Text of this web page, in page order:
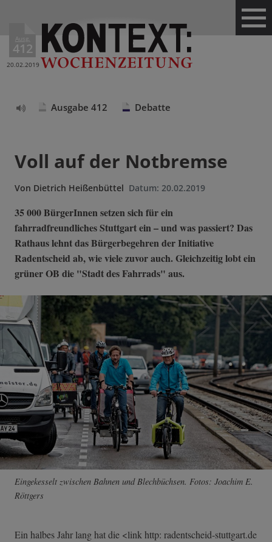
Ausg.
412
20.02.2019
Ausgabe 412 Debatte
Voll auf der Notbremse
Von Dietrich Heißenbüttel Datum: 20.02.2019
35 000 BürgerInnen setzen sich für ein
fahrradfreundliches Stuttgart ein – und was passiert? Das
Rathaus lehnt das Bürgerbegehren der Initiative
Radentscheid ab, wie viele zuvor auch. Gleichzeitig lobt ein
grüner OB die "Stadt des Fahrrads" aus.
Eingekesselt zwischen Bahnen und Blechbüchsen. Fotos: Joachim E.
Röttgers
Ein halbes Jahr lang hat die <link http: radentscheid-stuttgart.de